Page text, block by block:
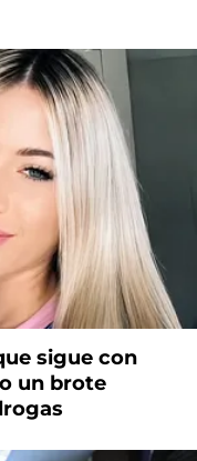
sigue con
un brote